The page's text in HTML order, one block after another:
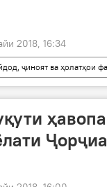
2018, 16:34
ҷиноят ва ҳолатҳои
Ҷорҷиа